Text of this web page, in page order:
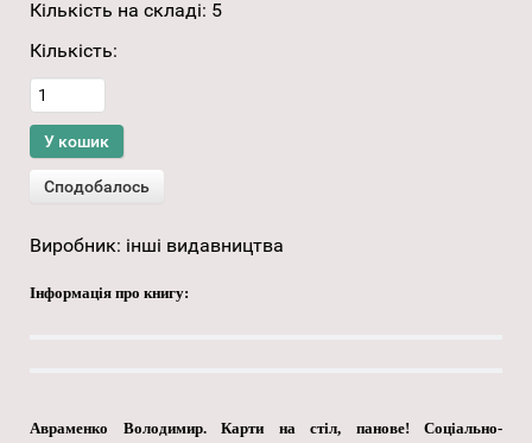
Кількість на складі: 5
Кількість:
Виробник: інші видавництва
Інформація про книгу:
Авраменко Володимир. Карти на стіл, панове! Соціально-